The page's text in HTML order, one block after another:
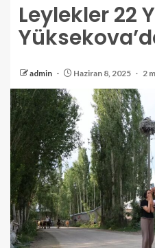
Leylekler 22
admin Haziran 8, 2025 2